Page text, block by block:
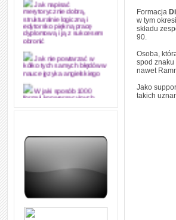
Jak napisać
merytorycznie dobrą,
strukturalnie logiczną i
edytorsko piękną pracę
dyplomową i ją z sukcesem
obronić
Jak nie powtarzać w
kółko tych samych błędów w
nauce języka angielskiego
W jaki sposób 1000
pozwoli Ci opanować język
zapamiętasz
zrozumiale wytłumaczył, na
(reported speech) w języku
angielskim
Formacja
w tym
składu
90.
Osoba,
spod znaku
nawet
Jako
takich